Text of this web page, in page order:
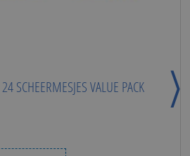
SCHEERMESJES VALUE PACK